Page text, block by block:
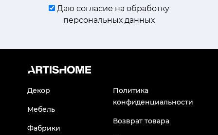
Даю согласие на обработку
персональных данных
Декор
Мебель
Фабрики
Политика
конфиденциальности
Возврат товара